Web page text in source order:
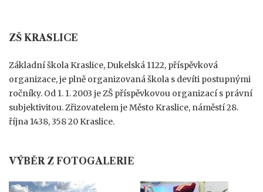
ZŠ KRASLICE
Základní škola Kraslice, Dukelská 1122, příspěvková
organizace, je plně organizovaná škola s devíti postupnými
ročníky. Od 1. 1. 2003 je ZŠ příspěvkovou organizací s právní
subjektivitou. Zřizovatelem je Město Kraslice, náměstí 28.
října 1438, 358 20 Kraslice.
VÝBĚR Z FOTOGALERIE